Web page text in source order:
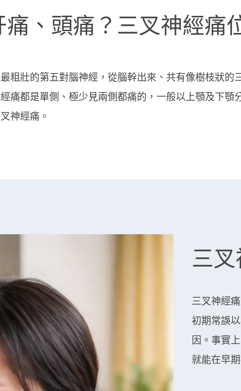
痛、頭痛？三叉神經痛
粗壯的第五對腦神經，從腦幹出來、共有像樹枝狀
痛都是單側、極少見兩側都痛的，一般以上顎及下
神經痛。
三
三叉神經
初期常誤
因。事實
就能在早